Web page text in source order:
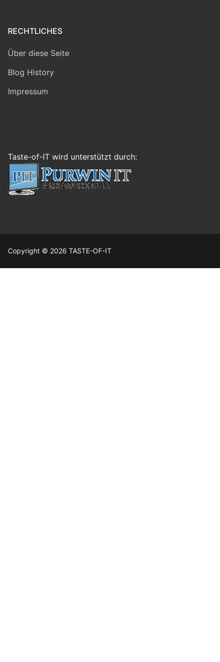
RECHTLICHES
Über diese Seite
Blog History
Impressum
Taste-of-IT wird unterstützt durch:
Copyright © 2026 TASTE-OF-IT